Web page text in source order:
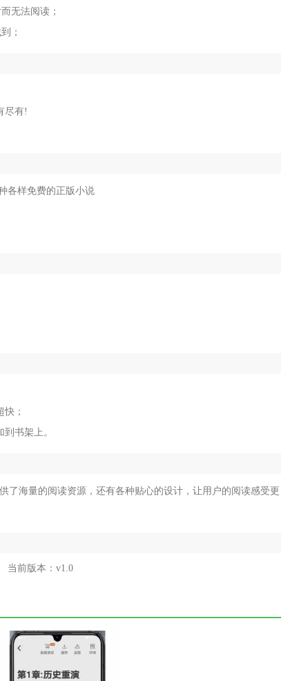
无法阅读；
；
尽有!
各样免费的正版小说
；
书架上。
了海量的阅读资源，还有各种贴心的设计，让用户的阅读感受更
当前版本： v1.0